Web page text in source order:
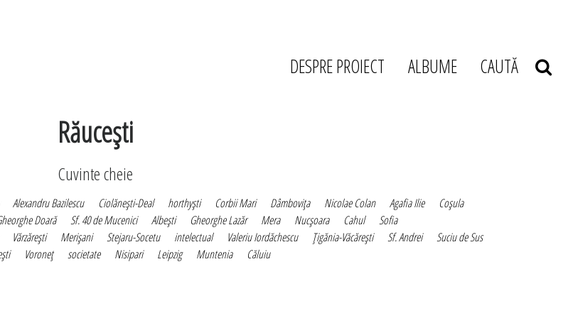
DESPRE PROIECT ALBUME CAUTĂ
Răuceşti
Cuvinte cheie
Alexandru Bazilescu Ciolăneşti-Deal horthyşti Corbii Mari Dâmboviţa Nicolae Colan Agafia Ilie
Coşula
Doară Sf. 40 de Mucenici Albeşti Gheorghe Lazăr Mera Nucşoara Cahul
Sofia
Vărzăreşti Merişani Stejaru-Socetu intelectual Valeriu Iordăchescu Ţigănia-Văcăreşti Sf. Andrei
Suciu de Sus
Voroneţ societate Nisipari Leipzig Muntenia Căluiu